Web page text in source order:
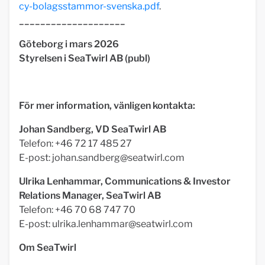
cy-bolagsstammor-svenska.pdf.
Göteborg i mars 2026
Styrelsen i SeaTwirl AB (publ)
För mer information, vänligen kontakta:
Johan Sandberg, VD SeaTwirl AB
Telefon: +46 72 17 485 27
E-post: johan.sandberg@seatwirl.com
Ulrika Lenhammar, Communications & Investor
Relations Manager, SeaTwirl AB
Telefon: +46 70 68 747 70
E-post: ulrika.lenhammar@seatwirl.com
Om SeaTwirl